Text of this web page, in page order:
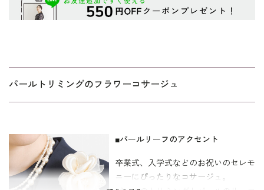
パールトリミングのフラワーコサージュ
■パールリーフのアクセント
卒業式、入学式などのお祝いのセレモ
ニーにぴったりなコサージュ。